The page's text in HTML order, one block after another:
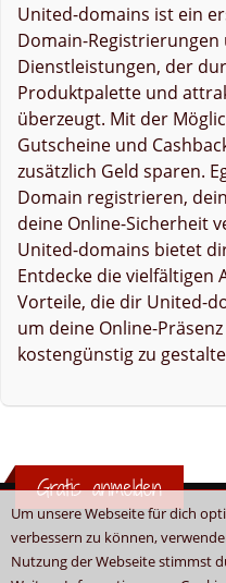
Um unsere Webseite für dich
verbessern zu können,
Nutzung der Webseite stimmst
United-domains ist ein
Domain-
Dienstleistungen, der
Produktpalette und
überzeugt. Mit der
Gutscheine und
zusätzlich Geld sparen.
Domain registrieren,
deine Online-Sicherheit
United-domains bietet
Entdecke die vielfältigen
Vorteile, die dir United-
um deine Online-
kostengünstig zu
Gratis anmelden